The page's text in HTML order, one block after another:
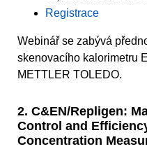
Registrace
Webinář se zabývá
skenovacího kalorimetru
METTLER TOLEDO.
2. C&EN/Repligen:
Control and
Concentration